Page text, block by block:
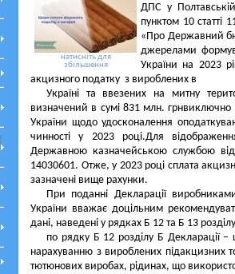
натисніть для
збільшення
ДПС у
пунктом 10
«Про Державний
джерелами
України на 2023
акцизного податку з вироблених в
Україні та ввезених на митну
визначений в сумі 831 млн.
України щодо удосконалення
чинності у 2023 році.Для
Державною казначейською службою
14030601. Отже, у 2023 році сплата
зазначені вище рахунки.
При поданні Декларації
України вважає доцільним
дані, наведені у рядках Б 12 та Б 13
по рядку Б 12 розділу Б Декларації
нарахуванню з вироблених підакцизних
тютюнових виробах, рідинах, що